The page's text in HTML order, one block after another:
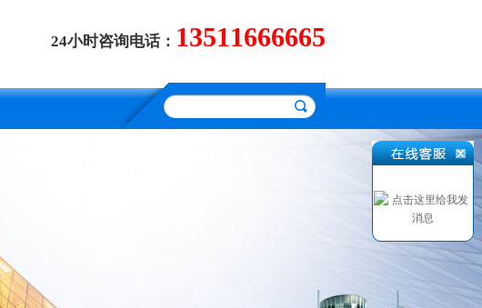
24小时咨询电话： 13511666665